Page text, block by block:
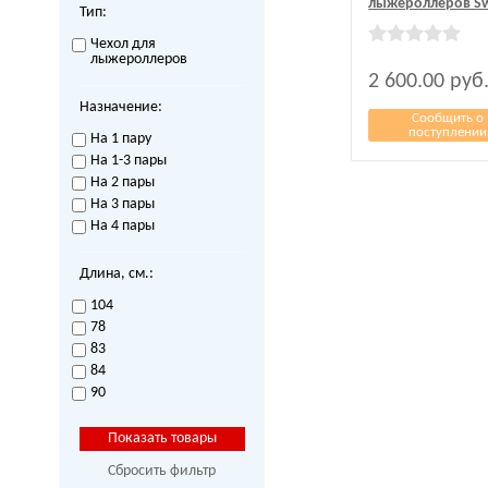
Тип:
Чехол для
лыжероллеров
Назначение:
На 1 пару
На 1-3 пары
На 2 пары
На 3 пары
На 4 пары
Длина, см.:
104
78
83
84
90
Сбросить фильтр
лыжероллеров
2 600.00
Сообщить о
поступлении